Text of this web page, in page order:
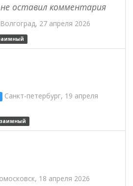
оставил комментария
27 апреля 2026
Cанкт-петербург, 19 апреля
18 апреля 2026